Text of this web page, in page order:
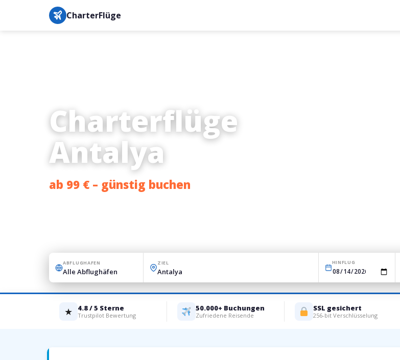
CharterFlüge
Charterflüge
Antalya
ab 99 € – günstig buchen
ABFLUGHAFEN ZIEL HINFLUG
★ 4.8 / 5 Sterne
Trustpilot Bewertung
50.000+ Buchungen
Zufriedene Reisende
SSL gesichert
256-bit Verschlüsselung